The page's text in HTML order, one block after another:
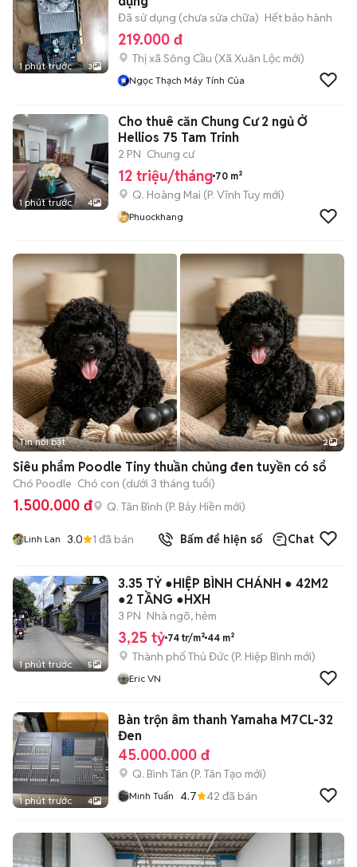
1 phút trước 3
Đã sử dụng (chưa sửa chữa) Hết bảo hành
219.000 đ
Thị xã Sông Cầu (Xã Xuân Lộc mới)
Ngọc Thạch Máy Tính Của
1 phút trước 4
Cho thuê căn Chung Cư 2 ngủ Ở
Hellios 75 Tam Trinh
2 PN Chung cư
12 triệu/tháng 70 m²
Q. Hoàng Mai (P. Vĩnh Tuy mới)
Phuockhang
Tin nổi bật 2
Siêu phẩm Poodle Tiny thuần chủng đen tuyền có sổ
Chó Poodle Chó con (dưới 3 tháng tuổi)
1.500.000 đ Q. Tân Bình (P. Bảy Hiền mới)
Linh Lan 3.0 1 đã bán Bấm để hiện số Chat
1 phút trước 5
3.35 TỶ ●HIỆP BÌNH CHÁNH ● 42M2
●2 TẦNG ●HXH
3 PN Nhà ngõ, hẻm
3,25 tỷ 74 tr/m² 44 m²
Thành phố Thủ Đức (P. Hiệp Bình mới)
Eric VN
1 phút trước 4
Bàn trộn âm thanh Yamaha M7CL-32
Đen
45.000.000 đ
Q. Bình Tân (P. Tân Tạo mới)
Minh Tuấn 4.7 42 đã bán